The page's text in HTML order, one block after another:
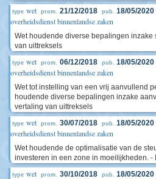
type wet prom. 21/12/2018 pub. 18/05/2020
overheidsdienst binnenlandse zaken
Wet houdende diverse bepalingen inzake
van uittreksels
type wet prom. 06/12/2018 pub. 18/05/2020
overheidsdienst binnenlandse zaken
Wet tot instelling van een vrij aanvullend
houdende diverse bepalingen inzake
vertaling van uittreksels
type wet prom. 30/07/2018 pub. 18/05/2020
overheidsdienst binnenlandse zaken
Wet houdende de optimalisatie van de
investeren in een zone in moeilijkheden. -
type wet prom. 30/10/2018 pub. 18/05/2020